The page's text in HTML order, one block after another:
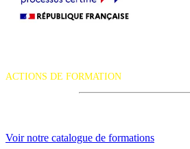
ACTIONS DE FORMATION
Voir notre catalogue de formations